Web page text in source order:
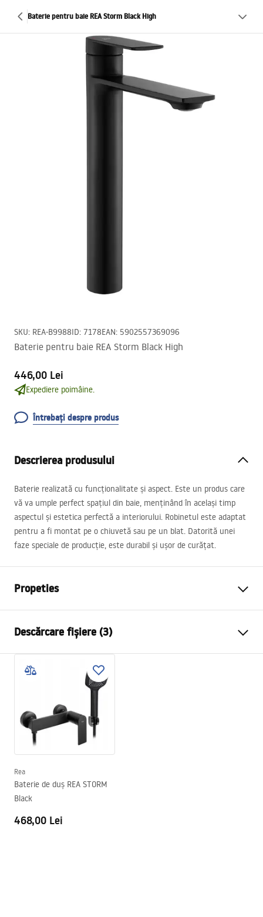
Baterie pentru baie REA Storm Black High
SKU: REA-B9988ID: 7178EAN: 5902557369096
Baterie pentru baie REA Storm Black High
446,00 Lei
Expediere poimâine.
Întrebați despre produs
Descrierea produsului
Baterie realizată cu funcționalitate și aspect. Este un produs care
vă va umple perfect spațiul din baie, menținând în același timp
aspectul și estetica perfectă a interiorului. Robinetul este adaptat
pentru a fi montat pe o chiuvetă sau pe un blat. Datorită unei
faze speciale de producție, este durabil și ușor de curățat.
Propeties
Metodă de montaj
Culoare
Negru
Tip de gura de scurgere
Lungimea gurii
Inalime
Diametru pentru conectare
Garantie
Descărcare fișiere (3)
Condiții de garanție
Warranty_Terms_and_Conditions_Faucets_-_5.pdf
Instrucțiuni de asamblare
Safety_Information_Faucets.pdf
Rea
Baterie de duș REA STORM
Black
468,00 Lei